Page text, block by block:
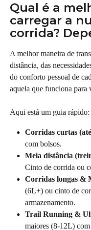
Qual é a
carregar a
corrida?
A melhor maneira de
distância, das
do conforto pessoal de
aquela que funciona para
Aqui está um guia rápido:
Corridas curtas
com bolsos.
Meia distância
Cinto de corrida ou
Corridas longas &
(6L+) ou cinto de
armazenamento.
Trail Running &
maiores (8-12L) com